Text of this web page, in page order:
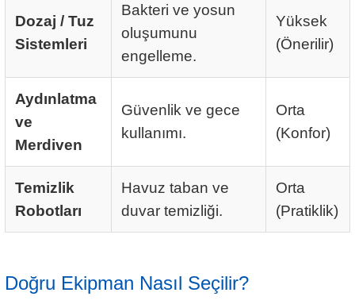
Dozaj / Tuz
Sistemleri
Bakteri ve yosun
oluşumunu
engelleme.
Yüksek
(Önerilir)
Aydınlatma
ve
Merdiven
Güvenlik ve gece
kullanımı.
Orta
(Konfor)
Temizlik
Robotları
Havuz taban ve
duvar temizliği.
Orta
(Pratiklik)
Doğru Ekipman Nasıl Seçilir?